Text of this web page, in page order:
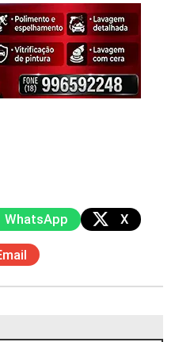
WhatsApp X